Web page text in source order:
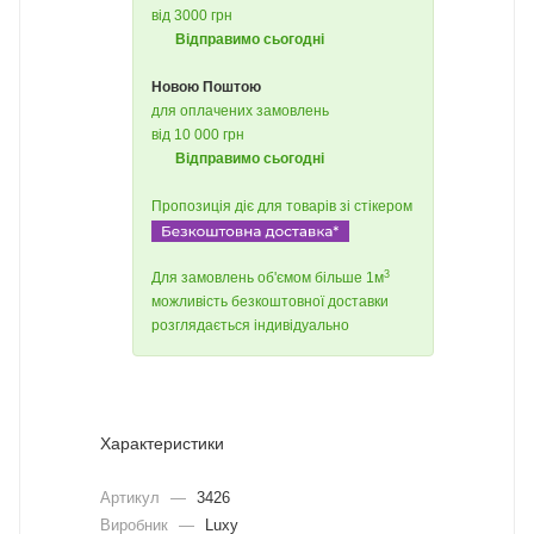
від 3000 грн
Відправимо сьогодні
Новою Поштою
для оплачених замовлень
від 10 000 грн
Відправимо сьогодні
Пропозиція діє для товарів зі стікером
Для замовлень об'ємом більше 1м3
можливість безкоштовної доставки
розглядається індивідуально
Характеристики
Артикул — 3426
Виробник — Luxy